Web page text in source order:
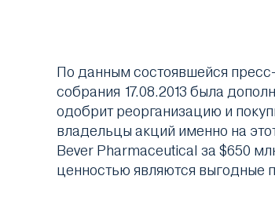
По данным состоявшейся
собрания 17.08.2013 была
одобрит реорганизацию и
владельцы акций именно на
Bever Pharmaceutical за $650
ценностью являются выгодные